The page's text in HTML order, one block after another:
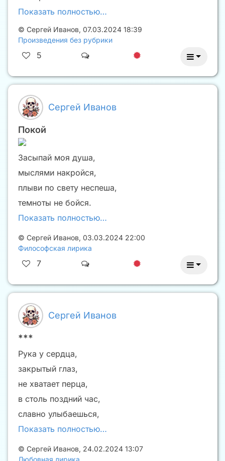
Показать полностью…
© Сергей Иванов, 07.03.2024 18:39
Произведения без рубрики
5
Сергей Иванов
Покой
Засыпай моя душа,
мыслями накройся,
плыви по свету неспеша,
темноты не бойся.
Показать полностью…
© Сергей Иванов, 03.03.2024 22:00
Философская лирика
7
Сергей Иванов
***
Рука у сердца,
закрытый глаз,
не хватает перца,
в столь поздний час,
славно улыбаешься,
Показать полностью…
© Сергей Иванов, 24.02.2024 13:07
Любовная лирика